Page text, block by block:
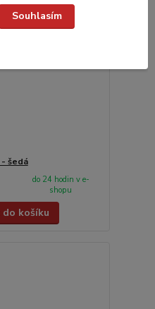
- šedá
do 24 hodin v e-
shopu
košíku
Souhlasím